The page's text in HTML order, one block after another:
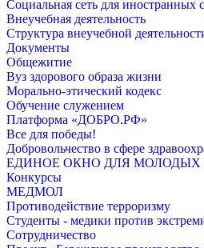
Социальная сеть для иностранных
Внеучебная деятельность
Структура внеучебной
Документы
Общежитие
Вуз здорового образа жизни
Морально-этический кодекс
Обучение служением
Платформа «ДОБРО.РФ»
Все для победы!
Добровольчество в сфере
ЕДИНОЕ ОКНО ДЛЯ МОЛОДЫХ
Конкурсы
МЕДМОЛ
Противодействие терроризму
Студенты - медики против
Сотрудничество